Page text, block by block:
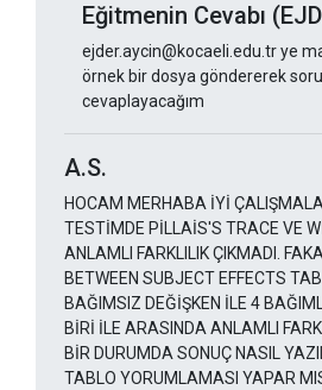
Eğitmenin Cevabı
ejder.aycin@kocaeli.edu.tr ye
örnek bir dosya göndererek
cevaplayacağım
A.S.
HOCAM MERHABA İYİ
TESTİMDE PİLLAİS'S TRACE VE
ANLAMLI FARKLILIK ÇIKMADI.
BETWEEN SUBJECT EFFECTS
BAĞIMSIZ DEĞİŞKEN İLE 4
BİRİ İLE ARASINDA ANLAMLI
BİR DURUMDA SONUÇ NASIL
TABLO YORUMLAMASI YAPAR